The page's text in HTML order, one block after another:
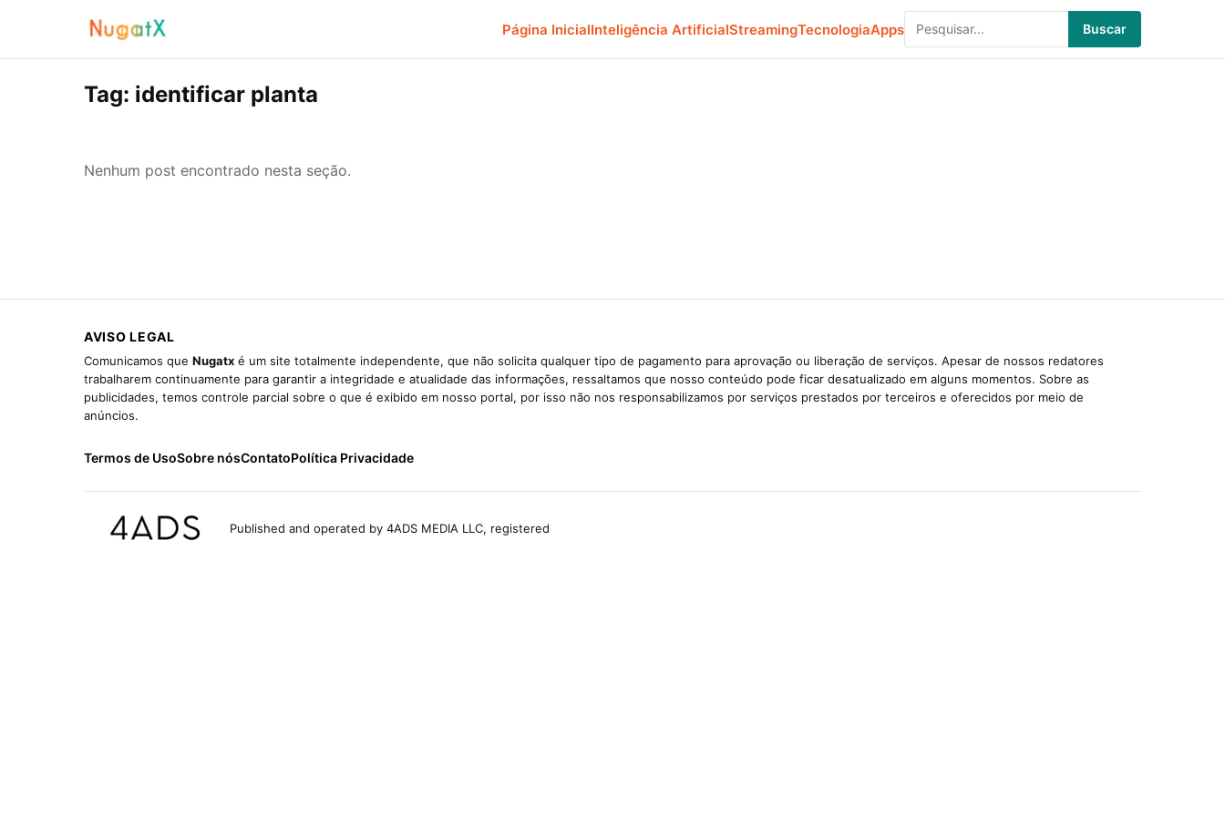
Página InicialInteligência ArtificialStreamingTecnologiaApps Buscar
Tag: identificar planta
Nenhum post encontrado nesta seção.
AVISO LEGAL
Comunicamos que Nugatx é um site totalmente independente, que não solicita qualquer tipo de pagamento para aprovação ou liberação de serviços. Apesar de nossos redatores
trabalharem continuamente para garantir a integridade e atualidade das informações, ressaltamos que nosso conteúdo pode ficar desatualizado em alguns momentos. Sobre as
publicidades, temos controle parcial sobre o que é exibido em nosso portal, por isso não nos responsabilizamos por serviços prestados por terceiros e oferecidos por meio de
anúncios.
Termos de UsoSobre nósContatoPolítica Privacidade
Published and operated by 4ADS MEDIA LLC, registered